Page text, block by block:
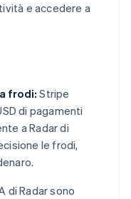
e accedere a
frodi: Stripe
di pagamenti
a Radar di
le frodi,
di Radar sono